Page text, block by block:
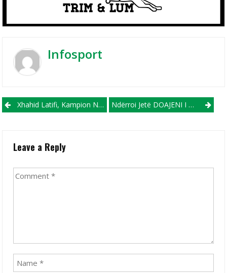
Infosport
Post navigation
Xhahid Latifi, Kampion Në Turneun Ndërkombëtarë Të Mundjes Tradicionale Në Greqi Ndërroi Jetë DOAJENI I Gazetarisë Sportive Në Vend, Sami Ademi!
Leave a Reply